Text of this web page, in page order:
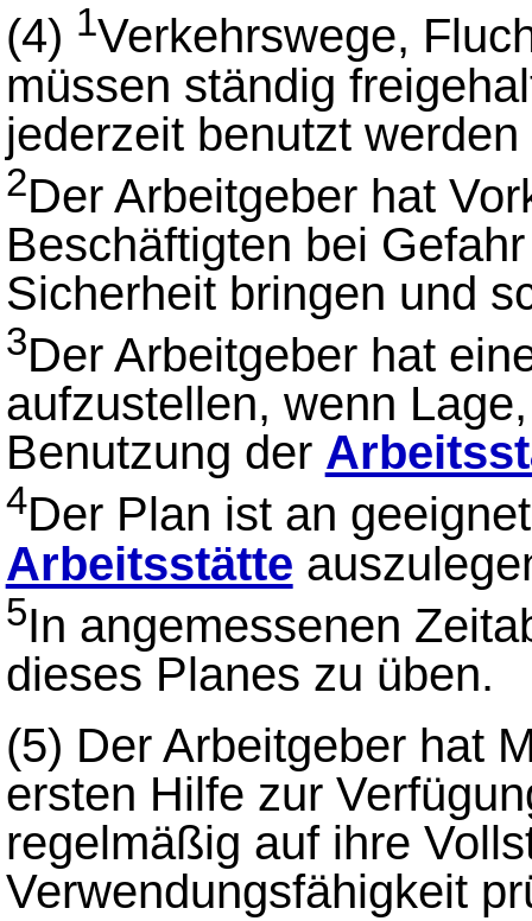
(4) 1Verkehrswege,
müssen ständig
jederzeit benutzt
2Der Arbeitgeber hat
Beschäftigten bei
Sicherheit bringen und
3Der Arbeitgeber hat
aufzustellen, wenn
Benutzung der
4Der Plan ist an
Arbeitsstätte
5In angemessenen
dieses Planes zu üben.
(5) Der Arbeitgeber hat
ersten Hilfe zur
regelmäßig auf ihre
Verwendungsfähigkeit